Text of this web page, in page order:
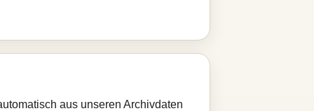
aus unseren Archivdaten